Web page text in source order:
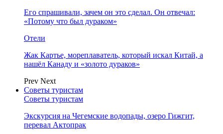
Его спрашивали, зачем он это сделал. Он отвечал:
«Потому что был дураком»
Отели
Жак Картье, мореплаватель, который искал Китай, а
нашёл Канаду и «золото дураков»
Prev Next
Советы туристам
Советы туристам
Экскурсия на Чегемские водопады, озеро Гижгит,
перевал Актопрак